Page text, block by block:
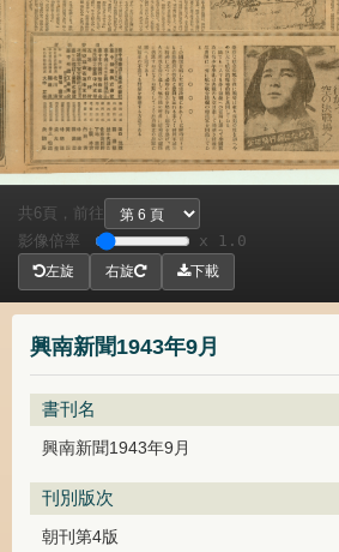
興南新聞1943年9月
書刊名
興南新聞1943年9月
刊別版次
朝刊第4版
共 6頁，
前往
影像倍率
x 1.0
左旋 右旋 下載